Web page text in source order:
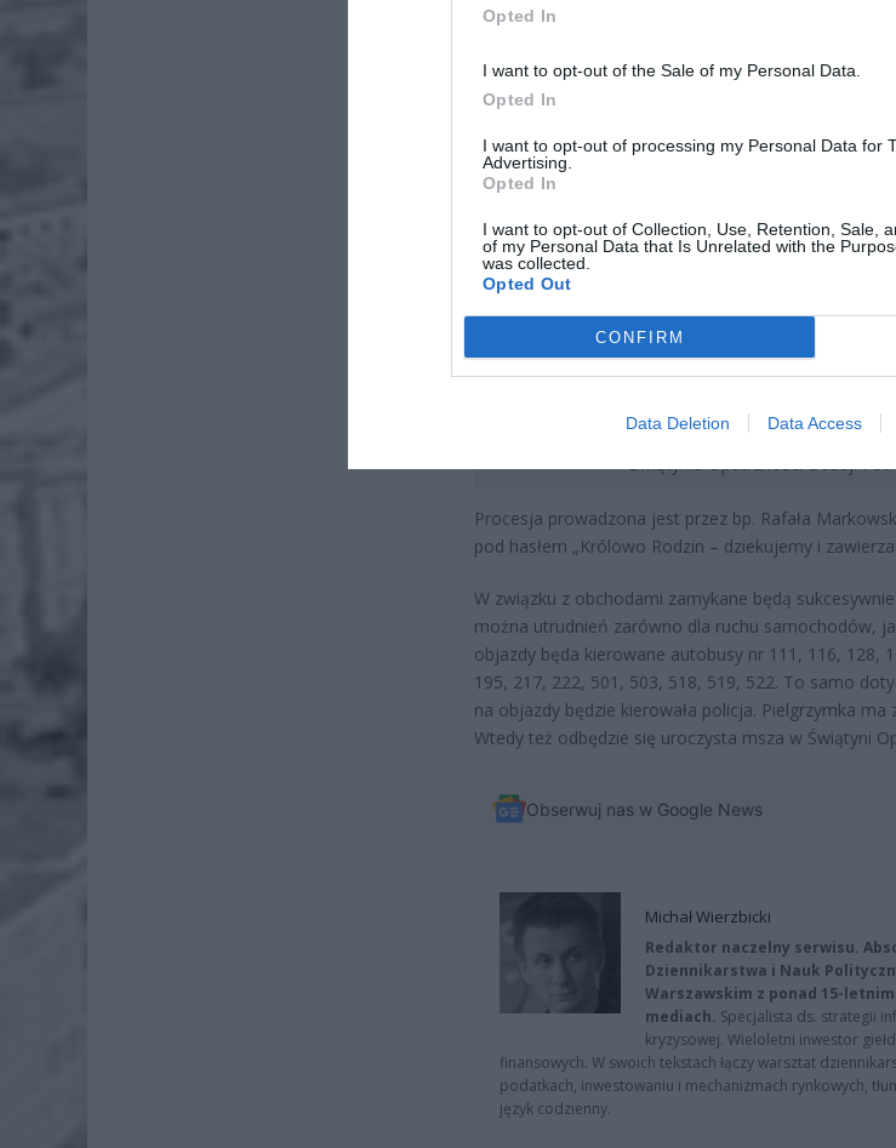
Opted In
I want to opt-out of the Sale of my Personal Data.
Opted In
I want to opt-out of processing my Personal Data for
Advertising.
Opted In
I want to opt-out of Collection, Use, Retention, Sale,
of my Personal Data that Is Unrelated with the
was collected.
Opted Out
CONFIRM
Data Deletion Data Access
Świątynia Opatrzności Bożej.
Procesja prowadzona jest przez bp. Rafała
pod hasłem „Królowo Rodzin – dziekujemy i
W związku z obchodami zamykane będą
można utrudnień zarówno dla ruchu samochodów,
objazdy będa kierowane autobusy nr 111, 116, 128,
195, 217, 222, 501, 503, 518, 519, 522. To samo
na objazdy będzie kierowała policja. Pielgrzymka ma
Wtedy też odbędzie się uroczysta msza w Świątyni
Obserwuj nas w Google News
Michał Wierzbicki
Redaktor naczelny serwisu.
Dziennikarstwa i Nauk
Warszawskim z ponad 15-
mediach. Specjalista ds. strategii
kryzysowej. Wieloletni inwestor
finansowych. W swoich tekstach łączy warsztat
podatkach, inwestowaniu i mechanizmach rynkowych,
język codzienny.